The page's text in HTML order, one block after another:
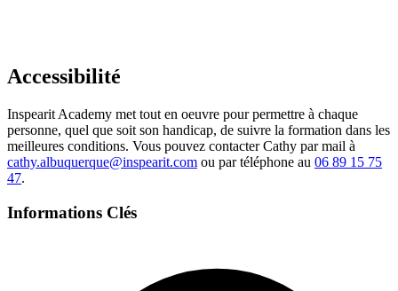
Accessibilité
Inspearit Academy met tout en oeuvre pour permettre à chaque
personne, quel que soit son handicap, de suivre la formation dans les
meilleures conditions. Vous pouvez contacter Cathy par mail à
cathy.albuquerque@inspearit.com ou par téléphone au 06 89 15 75
47.
Informations Clés